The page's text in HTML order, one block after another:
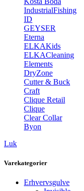
IndustrialFishing
ID
GEYSER
Eterna
ELKAKids
ELKACleaning
Elements
DryZone
Cutter & Buck
Craft
Clique Retail
Clique
Clear Collar
Byon
Luk
Varekategorier
Erhvervsgulve